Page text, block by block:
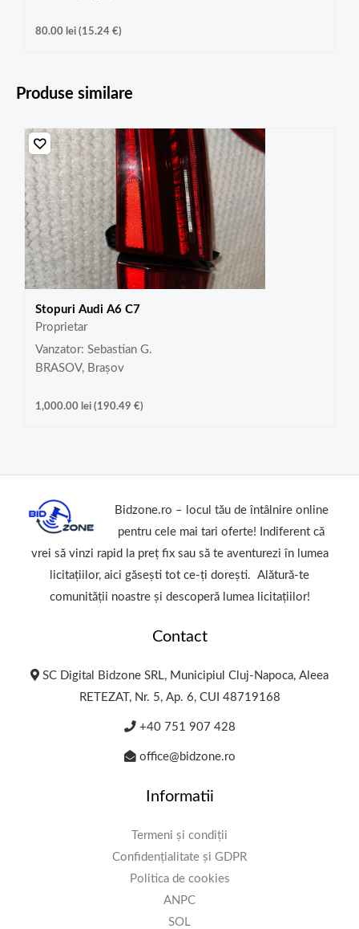
80.00 lei(15.24 €)
Produse similare
Stopuri Audi A6 C7
Proprietar
Vanzator: Sebastian G.
BRASOV, Brașov
1,000.00 lei(190.49 €)
Bidzone.ro – locul tău de întâlnire online
pentru cele mai tari oferte! Indiferent că
vrei să vinzi rapid la preț fix sau să te aventurezi în lumea
licitațiilor, aici găsești tot ce-ți dorești. Alătură-te
comunității noastre și descoperă lumea licitațiilor!
Contact
SC Digital Bidzone SRL, Municipiul Cluj-Napoca, Aleea
RETEZAT, Nr. 5, Ap. 6, CUI 48719168
+40 751 907 428
office@bidzone.ro
Informatii
Termeni și condiții
Confidențialitate și GDPR
Politica de cookies
ANPC
SOL